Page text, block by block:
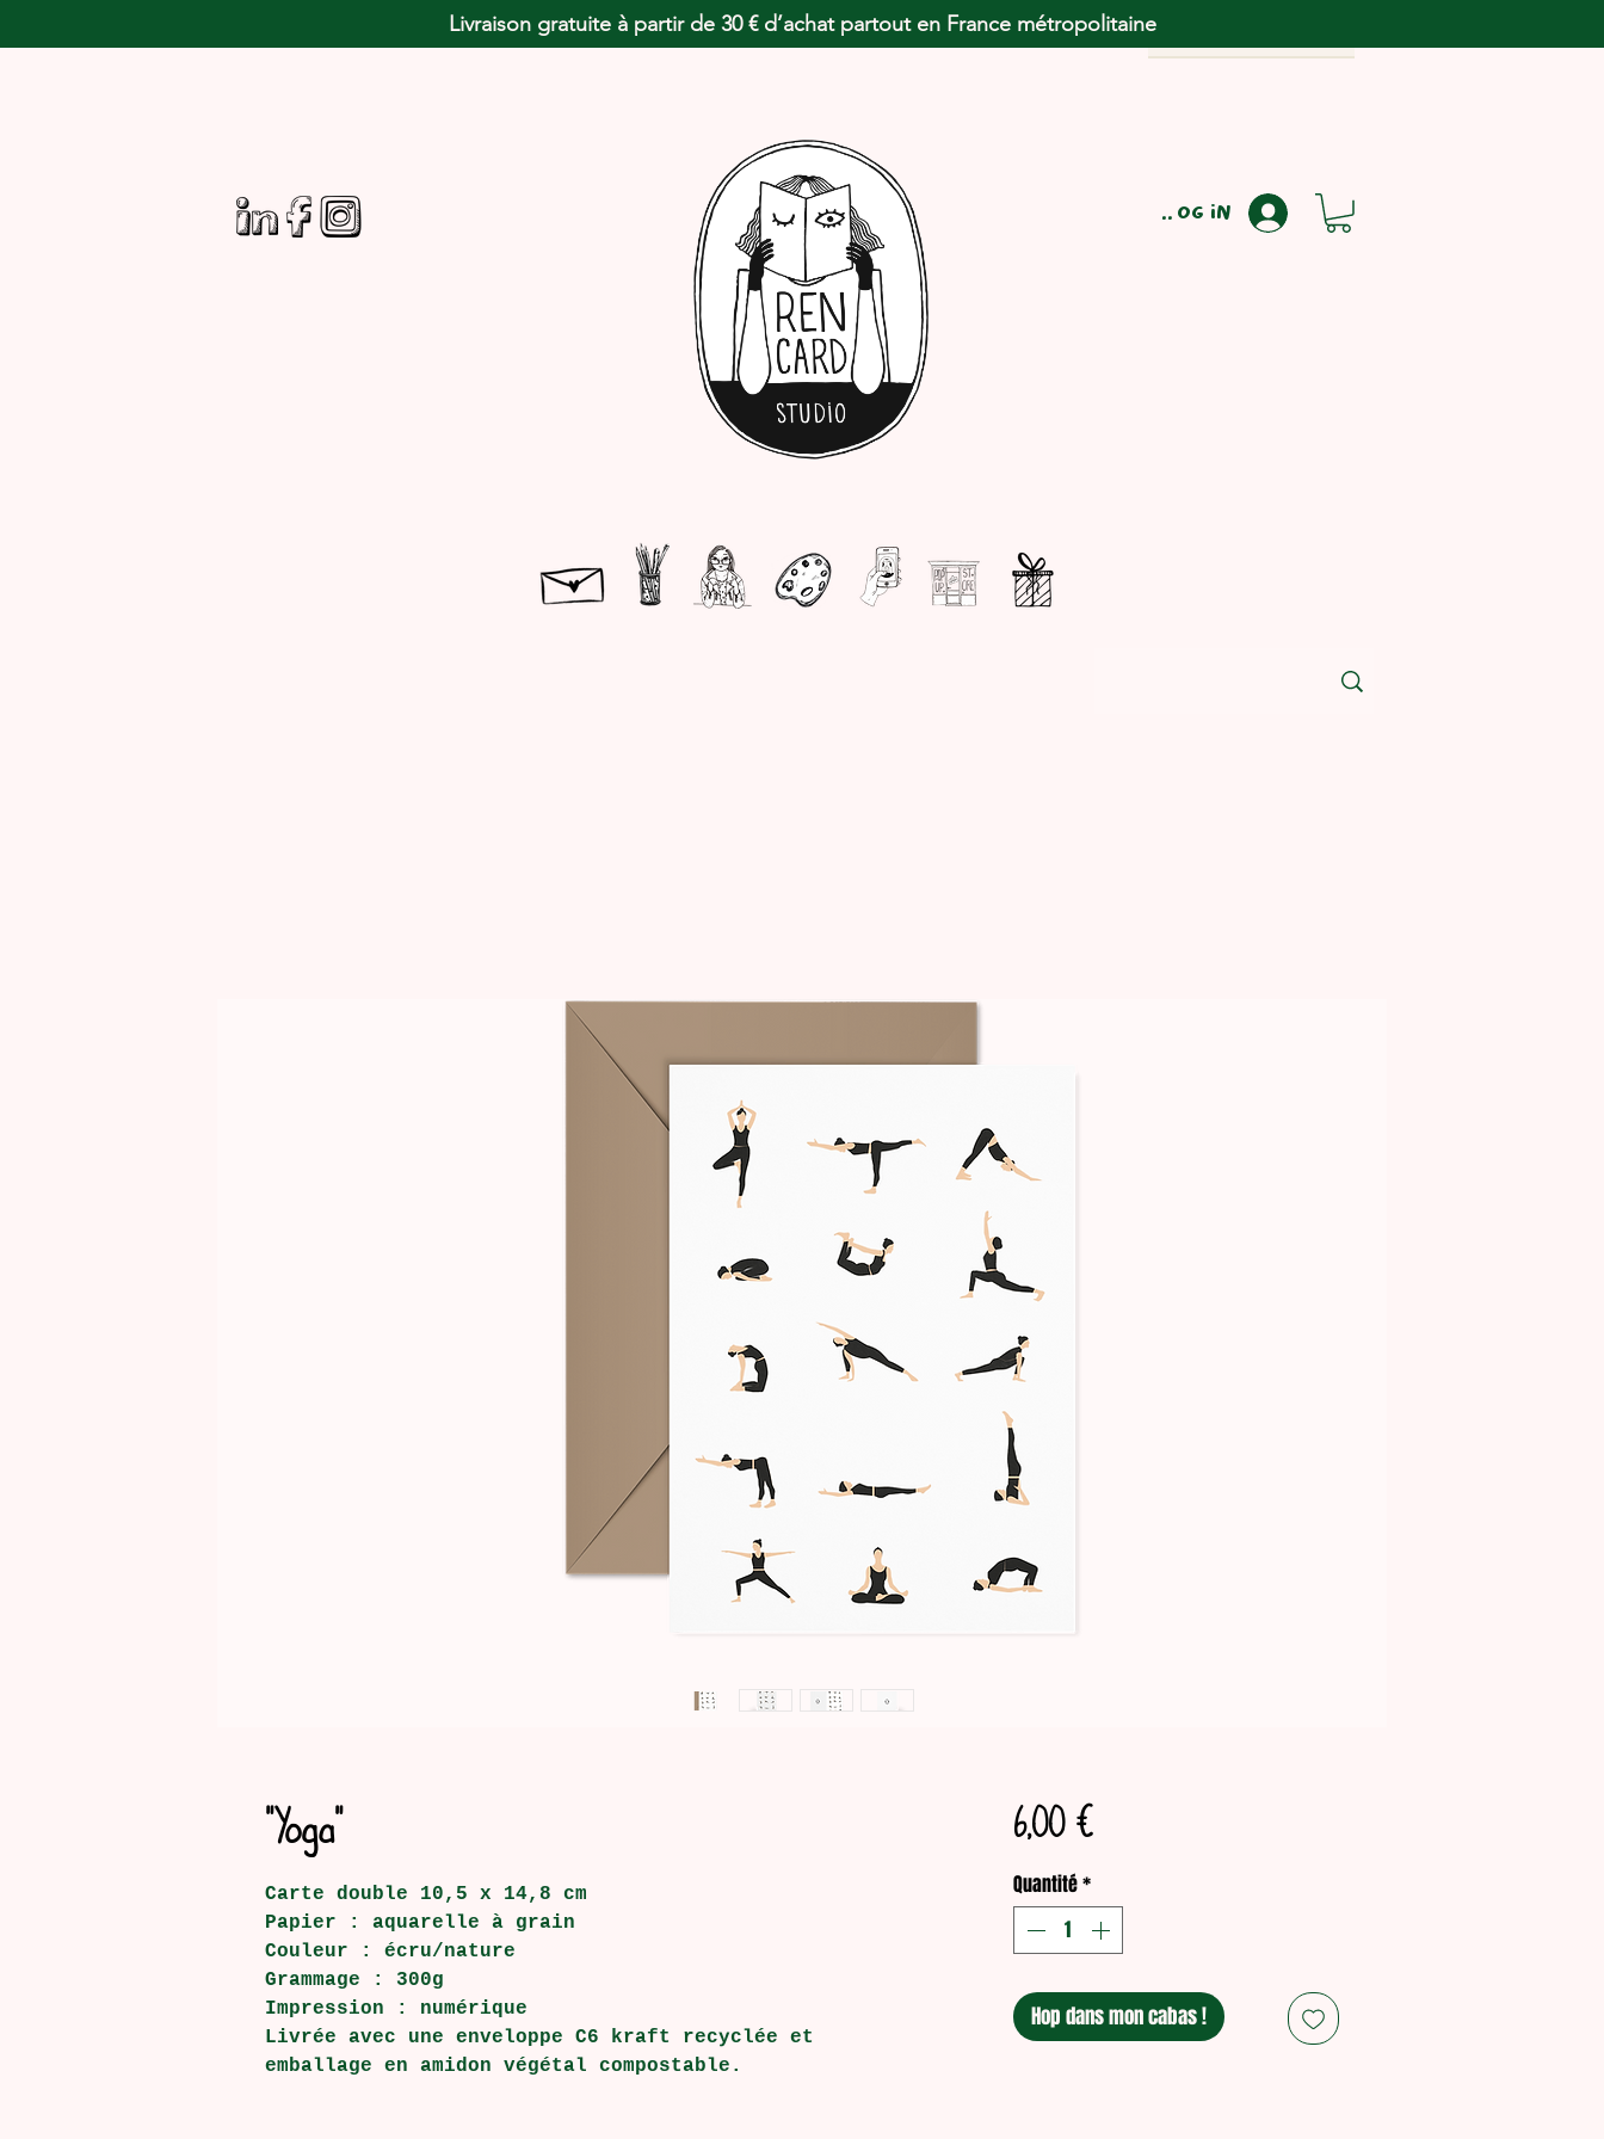
Livraison gratuite à partir de 30 € d’achat partout en France métropolitaine
Log in
"Yoga"
Carte double 10,5 x 14,8 cm
Papier : aquarelle à grain
Couleur : écru/nature
Grammage : 300g
Impression : numérique
Livrée avec une enveloppe C6 kraft recyclée et
emballage en amidon végétal compostable.
6,00 €Prix
Quantité*
Hop dans mon cabas !